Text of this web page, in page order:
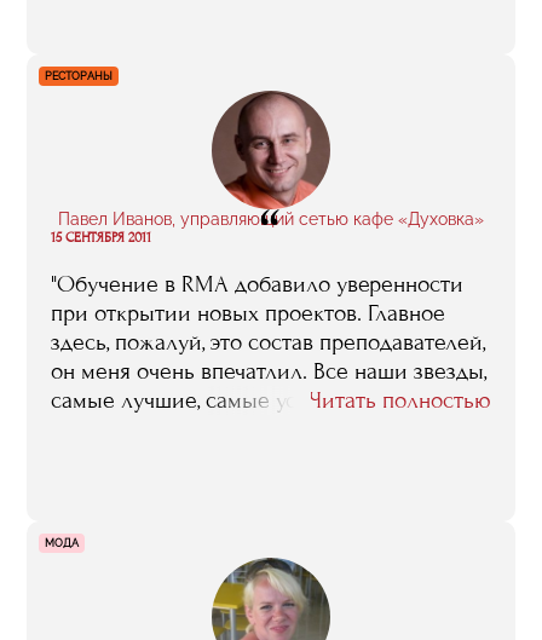
РЕСТОРАНЫ
Павел Иванов, управляющий сетью кафе «Духовка»
“
15 СЕНТЯБРЯ 2011
"Обучение в RMA добавило уверенности
при открытии новых проектов. Главное
здесь, пожалуй, это состав преподавателей,
он меня очень впечатлил. Все наши звезды,
самые лучшие, самые успешные. И учили
Читать полностью
МОДА